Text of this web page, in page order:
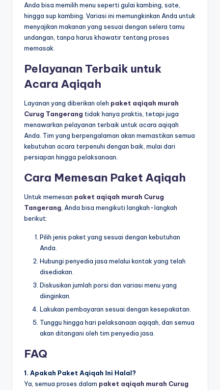
Anda bisa memilih menu seperti gulai kambing, sate,
hingga sup kambing. Variasi ini memungkinkan Anda untuk
menyajikan makanan yang sesuai dengan selera tamu
undangan, tanpa harus khawatir tentang proses
memasak.
Pelayanan Terbaik untuk
Acara Aqiqah
Layanan yang diberikan oleh paket aqiqah murah
Curug Tangerang tidak hanya praktis, tetapi juga
menawarkan pelayanan terbaik untuk acara aqiqah
Anda. Tim yang berpengalaman akan memastikan semua
kebutuhan acara terpenuhi dengan baik, mulai dari
persiapan hingga pelaksanaan.
Cara Memesan Paket Aqiqah
Untuk memesan paket aqiqah murah Curug
Tangerang , Anda bisa mengikuti langkah-langkah
berikut:
Pilih jenis paket yang sesuai dengan kebutuhan
Anda.
Hubungi penyedia jasa melalui kontak yang telah
disediakan.
Diskusikan jumlah porsi dan variasi menu yang
diinginkan.
Lakukan pembayaran sesuai dengan kesepakatan.
Tunggu hingga hari pelaksanaan aqiqah, dan semua
akan ditangani oleh tim penyedia jasa.
FAQ
1. Apakah Paket Aqiqah Ini Halal?
Ya, semua proses dalam paket aqiqah murah Curug